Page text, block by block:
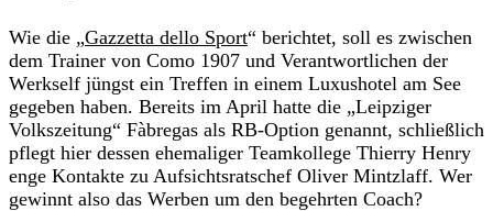
Wie die „Gazzetta dello Sport“ berichtet, soll es zwischen
dem Trainer von Como 1907 und Verantwortlichen der
Werkself jüngst ein Treffen in einem Luxushotel am See
gegeben haben. Bereits im April hatte die „Leipziger
Volkszeitung“ Fàbregas als RB-Option genannt, schließlich
pflegt hier dessen ehemaliger Teamkollege Thierry Henry
enge Kontakte zu Aufsichtsratschef Oliver Mintzlaff. Wer
gewinnt also das Werben um den begehrten Coach?